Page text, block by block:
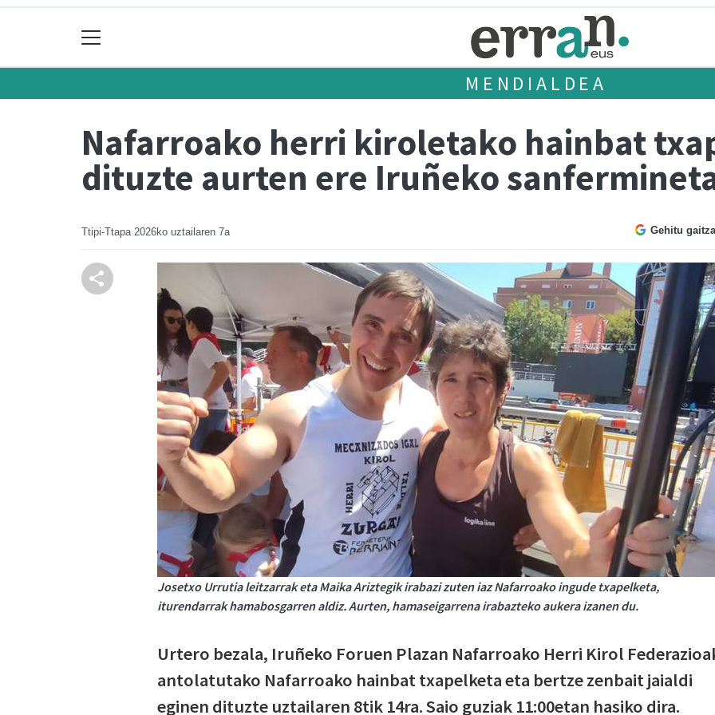
MENDIALDEA
Nafarroako herri kiroletako hainbat
dituzte aurten ere Iruñeko
Ttipi-Ttapa 2026ko uztailaren 7a Gehitu
Josetxo Urrutia leitzarrak eta Maika Ariztegik irabazi zuten iaz Nafarroako ingude txapelketa,
iturendarrak hamabosgarren aldiz. Aurten, hamaseigarrena irabazteko aukera izanen du.
Urtero bezala, Iruñeko Foruen Plazan Nafarroako Herri Kirol
antolatutako Nafarroako hainbat txapelketa eta bertze zenbait jaialdi
eginen dituzte uztailaren 8tik 14ra. Saio guziak 11:00etan hasiko dira.